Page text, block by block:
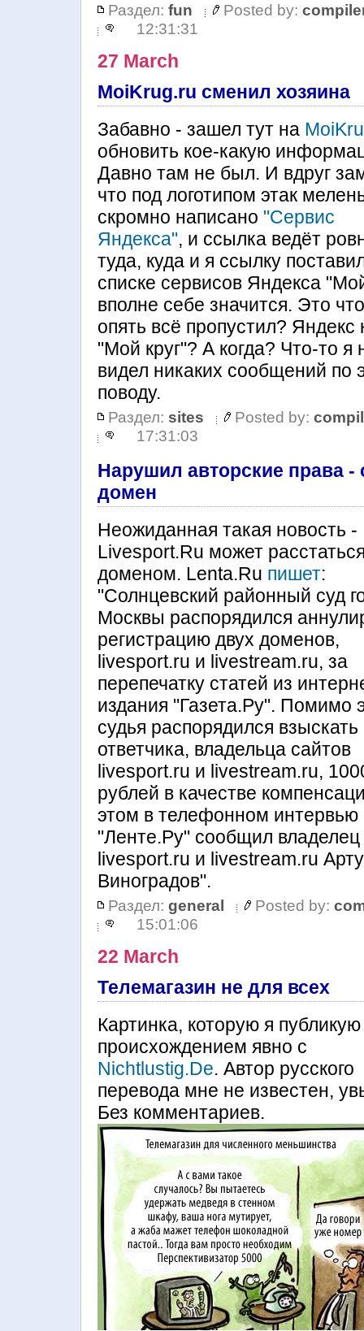
Раздел: fun Posted by:
12:31:31
27 March
MoiKrug.ru сменил хозяина
Забавно - зашел тут на
обновить кое-какую
Давно там не был. И вдруг
что под логотипом этак
скромно написано "Сервис
Яндекса", и ссылка ведёт
туда, куда и я ссылку
списке сервисов Яндекса
вполне себе значится. Это
опять всё пропустил? Яндекс
"Мой круг"? А когда? Что-то я
видел никаких сообщений по
поводу.
Раздел: sites Posted by:
17:31:03
Нарушил авторские права -
домен
Неожиданная такая новость -
Livesport.Ru может
доменом. Lenta.Ru пишет:
"Солнцевский районный суд
Москвы распорядился
регистрацию двух доменов,
livesport.ru и livestream.ru, за
перепечатку статей из
издания "Газета.Ру". Помимо
судья распорядился взыскать
ответчика, владельца сайтов
livesport.ru и livestream.ru,
рублей в качестве
этом в телефонном интервью
"Ленте.Ру" сообщил владелец
livesport.ru и livestream.ru
Виноградов".
Раздел: general Posted by:
15:01:06
22 March
Телемагазин не для всех
Картинка, которую я
происхождением явно с
Nichtlustig.De. Автор русского
перевода мне не известен,
Без комментариев.